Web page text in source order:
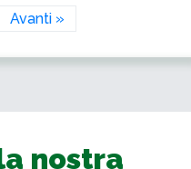
Avanti »
nostra